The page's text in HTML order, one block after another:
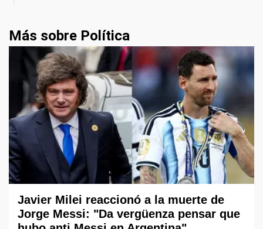
Más sobre Política
Javier Milei reaccionó a la muerte de
Jorge Messi: "Da vergüenza pensar que